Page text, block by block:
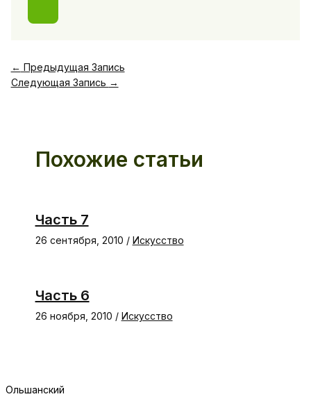
← Предыдущая Запись
Следующая Запись →
Похожие статьи
Часть 7
26 сентября, 2010 / Искусство
Часть 6
26 ноября, 2010 / Искусство
Ольшанский